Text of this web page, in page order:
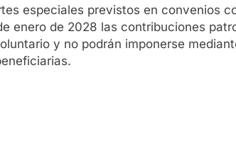
especiales previstos en convenios
enero de 2028 las contribuciones
y no podrán imponerse